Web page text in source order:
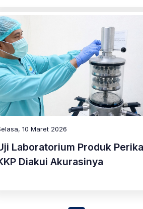
10 Maret 2026
Laboratorium Produk
Diakui Akurasinya